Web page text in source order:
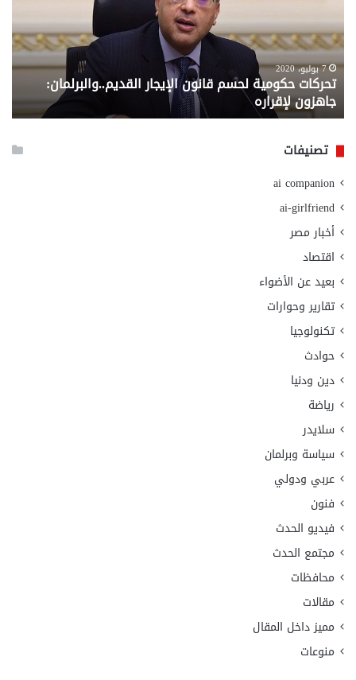
القديم..والبرلمان:
جاهزون
لإقراره
7 يوليو، 2020
تحركات حكومية لحسم قانون الإيجار القديم..والبرلمان:
جاهزون لإقراره
من
تصنيفات
ai companion
ai-girlfriend
أخبار مصر
اقتصاد
بعيد عن الأضواء
تقارير وحوارات
تكنولوجيا
حوادث
دين ودنيا
رياضة
سلايدر
سياسة وبرلمان
عربي ودولي
فنون
فيديو الحدث
مجتمع الحدث
محافظات
مقالات
مميز داخل المقال
منوعات